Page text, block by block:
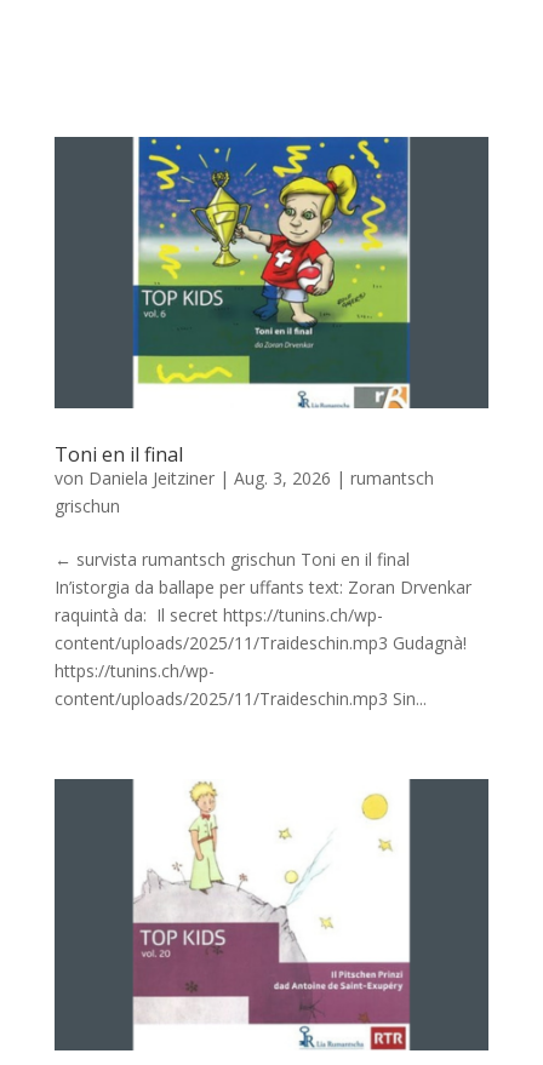
Toni en il final
von Daniela Jeitziner| Aug. 3, 2026 | rumantsch
grischun
← survista rumantsch grischun Toni en il final
In’istorgia da ballape per uffants text: Zoran Drvenkar
raquintà da: Il secret https://tunins.ch/wp-
content/uploads/2025/11/Traideschin.mp3 Gudagnà!
https://tunins.ch/wp-
content/uploads/2025/11/Traideschin.mp3 Sin...